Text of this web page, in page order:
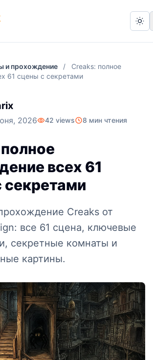
и прохождение /
Creaks: полное
61 сцены с секретами
2026 42 views 8 мин чтения
всех 61
секретами
Creaks от
все 61 сцена, ключевые
секретные комнаты и
картины.